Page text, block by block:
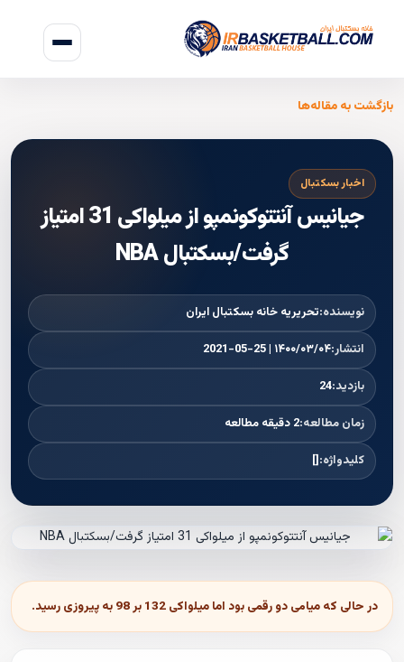
بازگشت به مقاله‌ها
اخبار بسکتبال
جیانیس آنتتوکونمپو از میلواکی 31 امتیاز
گرفت/بسکتبال NBA
نویسنده:تحریریه خانه بسکتبال ایران
انتشار:۱۴۰۰/۰۳/۰۴ | 2021-05-25
بازدید:24
زمان مطالعه:2 دقیقه مطالعه
کلیدواژه:[]
در حالی که میامی دو رقمی بود اما میلواکی 132 بر 98 به پیروزی رسید.